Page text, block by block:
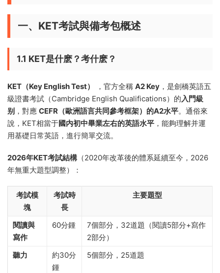
一、KET考試與備考包概述
1.1 KET是什麽？考什麽？
KET（Key English Test） ，官方全稱 A2 Key ，是劍橋英語五
級證書考試（Cambridge English Qualifications）的入門級
别 ，對應 CEFR（歐洲語言共同參考框架）的A2水平。通俗來
說，KET相當于國内初中畢業左右的英語水平 ，能夠理解并運
用基礎日常英語，進行簡單交流。
2026年KET考試結構 （2020年改革後的體系延續至今，2026
年無重大題型調整）：
考試模
塊
考試時
長
主要題型
閱讀與
寫作
60分鍾
7個部分，32道題（閱讀5部分+寫作
2部分）
聽力
約30分
鍾
5個部分，25道題